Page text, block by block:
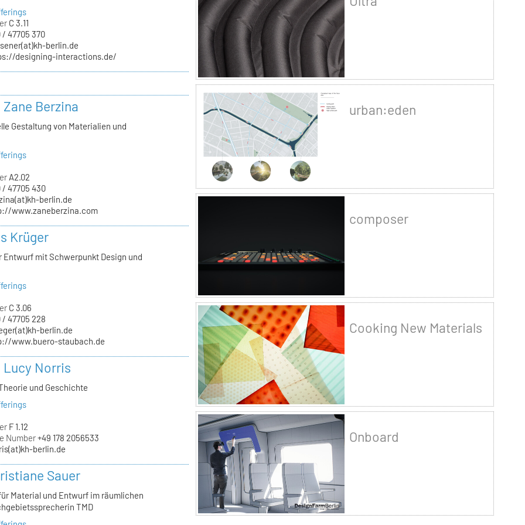
C 3.11
47705 370
berlin.de
designing-interactions.de/
Berzina
Gestaltung von Materialien und
A2.02
47705 430
berlin.de
www.zaneberzina.com
Krüger
Entwurf mit Schwerpunkt Design und
C 3.06
47705 228
berlin.de
www.buero-staubach.de
Lucy Norris
und Geschichte
F 1.12
Number+49 178 2056533
berlin.de
Sauer
Material und Entwurf im räumlichen
TMD
urban:eden
composer
Cooking New Materials
Onboard